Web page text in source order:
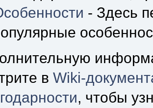
- Здесь
вWiki-
, чтобы